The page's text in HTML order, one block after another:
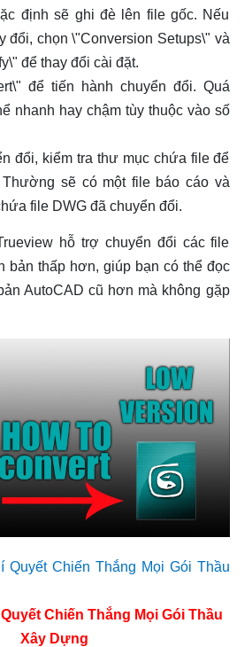
định sẽ ghi đè lên file gốc. Nếu
đổi, chọn \"Conversion Setups\" và
để thay đổi cài đặt.
để tiến hành chuyển đổi. Quá
nhanh hay chậm tùy thuộc vào số
đổi, kiểm tra thư mục chứa file để
sẽ có một file báo cáo và
file DWG đã chuyển đổi.
hỗ trợ chuyển đổi các file
bản thấp hơn, giúp bạn có thể đọc
AutoCAD cũ hơn mà không gặp
Chiến Thắng Mọi Gói Thầu
Xây Dựng